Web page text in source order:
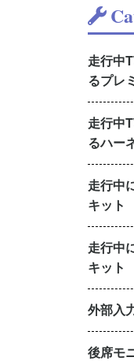
走行中
るプレ
走行中
るハー
走行中
キット
走行中
キット
外部入
後席モ